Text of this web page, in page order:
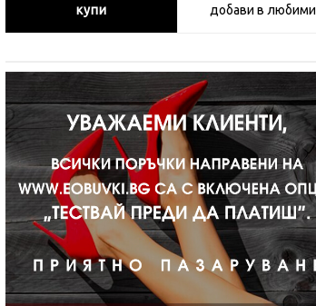
купи добави в любими